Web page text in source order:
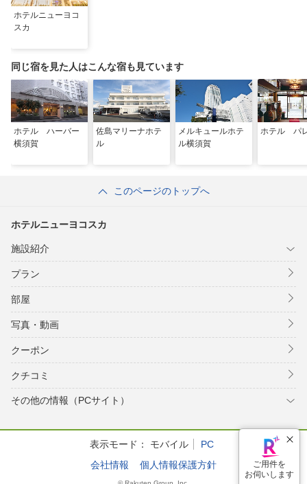
ホテルニューヨコ
スカ
同じ宿を見た人はこんな宿も見ています
ホテル ハーバー
横須賀
佐島マリーナホテ
ル
メルキュールホテ
ル横須賀
ホテル パ
このページのトップへ
ホテルニューヨコスカ
施設紹介
プラン
部屋
写真・動画
クーポン
クチコミ
その他の情報（PCサイト）
表示モード： モバイル
PC
会社情報
個人情報保護方針
ご用件を
お伺いします